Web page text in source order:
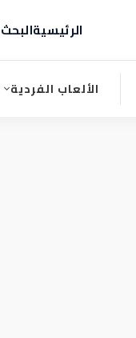
الرئيسيةالبحث
الألعاب الفردية